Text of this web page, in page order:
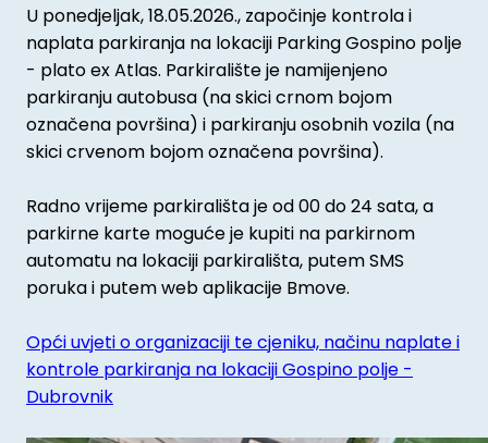
U ponedjeljak, 18.05.2026., započinje kontrola i
naplata parkiranja na lokaciji Parking Gospino polje
- plato ex Atlas. Parkiralište je namijenjeno
parkiranju autobusa (na skici crnom bojom
označena površina) i parkiranju osobnih vozila (na
skici crvenom bojom označena površina).
Radno vrijeme parkirališta je od 00 do 24 sata, a
parkirne karte moguće je kupiti na parkirnom
automatu na lokaciji parkirališta, putem SMS
poruka i putem web aplikacije Bmove.
Opći uvjeti o organizaciji te cjeniku, načinu naplate i
kontrole parkiranja na lokaciji Gospino polje -
Dubrovnik